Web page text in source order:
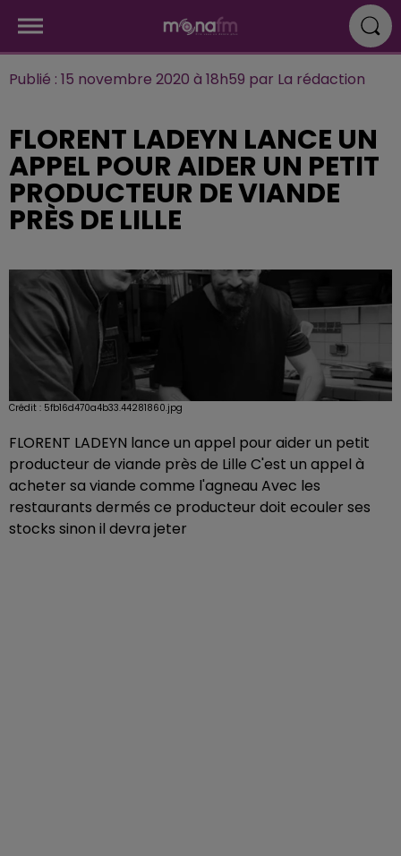
Publié : 15 novembre 2020 à 18h59 par La rédaction
FLORENT LADEYN LANCE UN
APPEL POUR AIDER UN PETIT
PRODUCTEUR DE VIANDE
PRÈS DE LILLE
Crédit : 5fb16d470a4b33.44281860.jpg
FLORENT LADEYN lance un appel pour aider un petit
producteur de viande près de Lille C'est un appel à
acheter sa viande comme l'agneau Avec les
restaurants dermés ce producteur doit ecouler ses
stocks sinon il devra jeter